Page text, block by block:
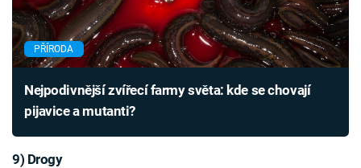
PŘÍRODA
Nejpodivnější zvířecí farmy světa: kde se chovají
pijavice a mutanti?
9) Drogy